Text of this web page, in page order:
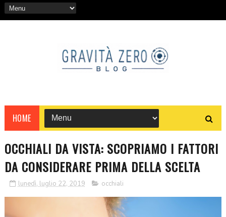
HOME
OCCHIALI DA VISTA: SCOPRIAMO I FATTORI
DA CONSIDERARE PRIMA DELLA SCELTA
lunedì, luglio 22, 2019 occhiali